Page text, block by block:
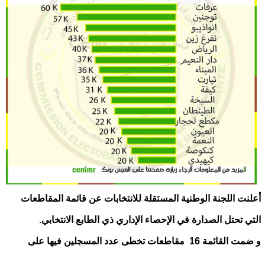
أعلنت اللجنة الوطنية المستقلة للانتخابات عن قائمة المقاطعات
التي تحتل الصدارة في الإحصاء الإداري ذي الطابع الانتخابي.
و ضمت القائمة 16 مقاطعات تخطى عدد المسجلين فيها على